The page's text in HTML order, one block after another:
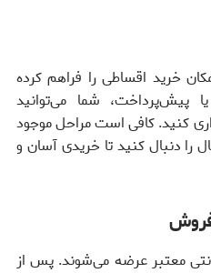
خرید اقساطی را فراهم کرده
پیش‌پرداخت، شما می‌توانید
کنید. کافی است مراحل موجود
دنبال کنید تا خریدی آسان و
معتبر عرضه می‌شوند. پس از